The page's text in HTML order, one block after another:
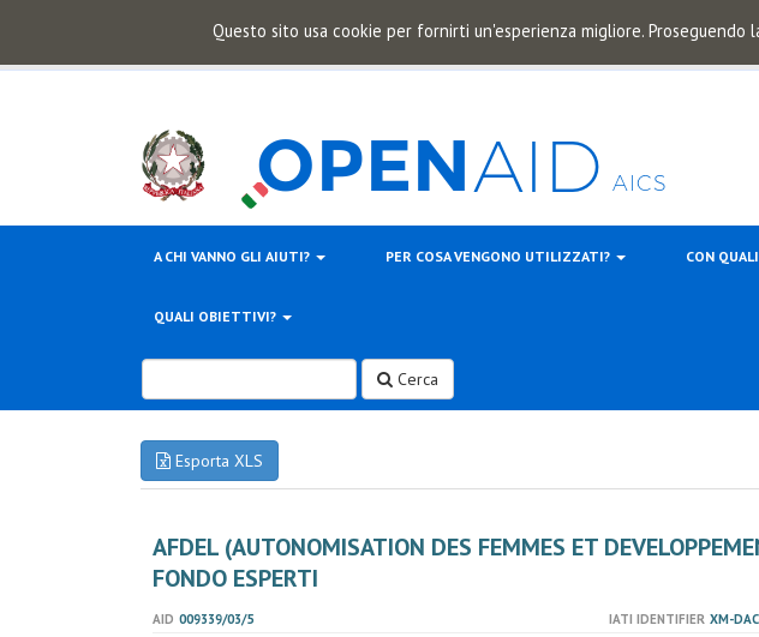
Questo sito usa cookie per fornirti un'esperienza migliore.
A CHI VANNO GLI AIUTI? PER COSA VENGONO UTILIZZATI? CON
QUALI OBIETTIVI?
Cerca
Esporta XLS
AFDEL (AUTONOMISATION DES FEMMES ET
FONDO ESPERTI
AID 009339/03/5 IATI IDENTIFIER XM-